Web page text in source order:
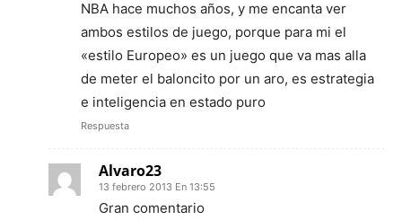
NBA hace muchos años, y me encanta ver
ambos estilos de juego, porque para mi el
«estilo Europeo» es un juego que va mas alla
de meter el baloncito por un aro, es estrategia
e inteligencia en estado puro
Respuesta
Alvaro23
13 febrero 2013 En 13:55
Gran comentario